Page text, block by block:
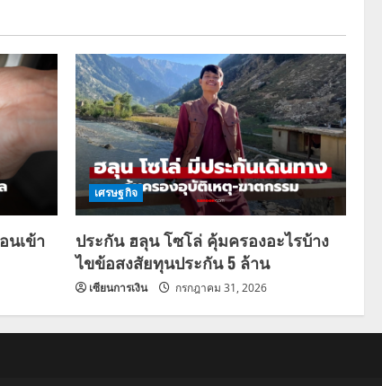
นเข้า
เศรษฐกิจ
ประกัน ฮลุน โซโล่ คุ้มครองอะไรบ้าง
ไขข้อสงสัยทุนประกัน 5 ล้าน
เซียนการเงิน กรกฎาคม 31, 2026